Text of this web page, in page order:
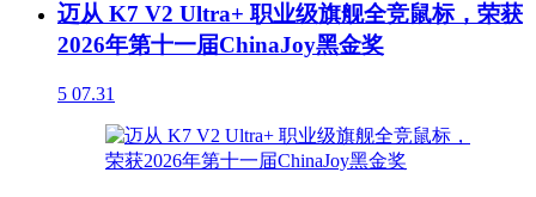
迈从 K7 V2 Ultra+ 职业级旗舰全竞鼠标，荣获
2026年第十一届ChinaJoy黑金奖
5 07.31